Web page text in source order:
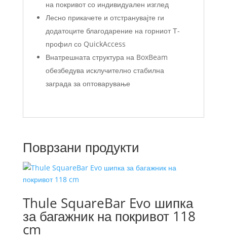
на покривот со индивидуален изглед
Лесно прикачете и отстранувајте ги
додатоците благодарение на горниот Т-
профил со QuickAccess
Внатрешната структура на BoxBeam
обезбедува исклучително стабилна
заграда за оптоварување
Поврзани продукти
Thule SquareBar Evo шипка
за багажник на покривот 118
cm